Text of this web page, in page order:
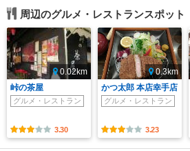
周辺のグルメ・レストランスポット
0.02km
峠の茶屋
グルメ・レストラン
3.30
0.3km
かつ太郎 本店幸手店
グルメ・レストラン
3.23